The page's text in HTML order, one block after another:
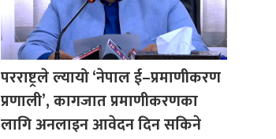
परराष्ट्रले ल्यायो ‘नेपाल ई–प्रमाणीकरण
प्रणाली’, कागजात प्रमाणीकरणका
लागि अनलाइन आवेदन दिन सकिने